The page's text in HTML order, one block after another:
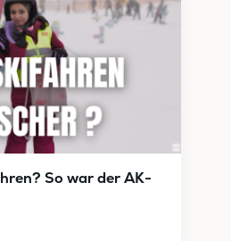
So war der AK-